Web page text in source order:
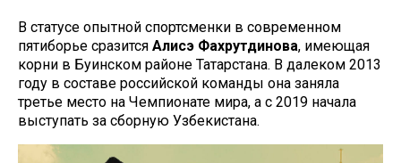
В статусе опытной спортсменки в современном
пятиборье сразится Алисэ Фахрутдинова, имеющая
корни в Буинском районе Татарстана. В далеком 2013
году в составе российской команды она заняла
третье место на Чемпионате мира, а с 2019 начала
выступать за сборную Узбекистана.